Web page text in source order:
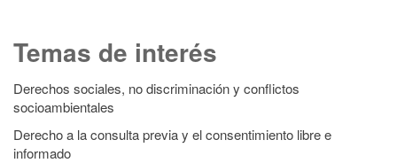
Temas de interés
Derechos sociales, no discriminación y conflictos
socioambientales
Derecho a la consulta previa y el consentimiento libre e
informado